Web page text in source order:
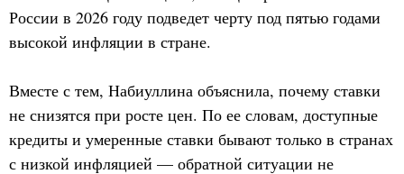
России в 2026 году подведет черту под пятью годами
высокой инфляции в стране.
Вместе с тем, Набиуллина объяснила, почему ставки
не снизятся при росте цен. По ее словам, доступные
кредиты и умеренные ставки бывают только в странах
с низкой инфляцией — обратной ситуации не